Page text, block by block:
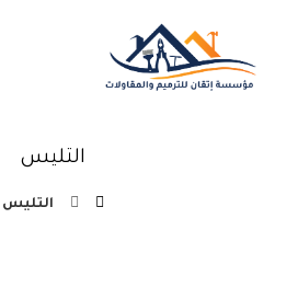
التليس
التليس